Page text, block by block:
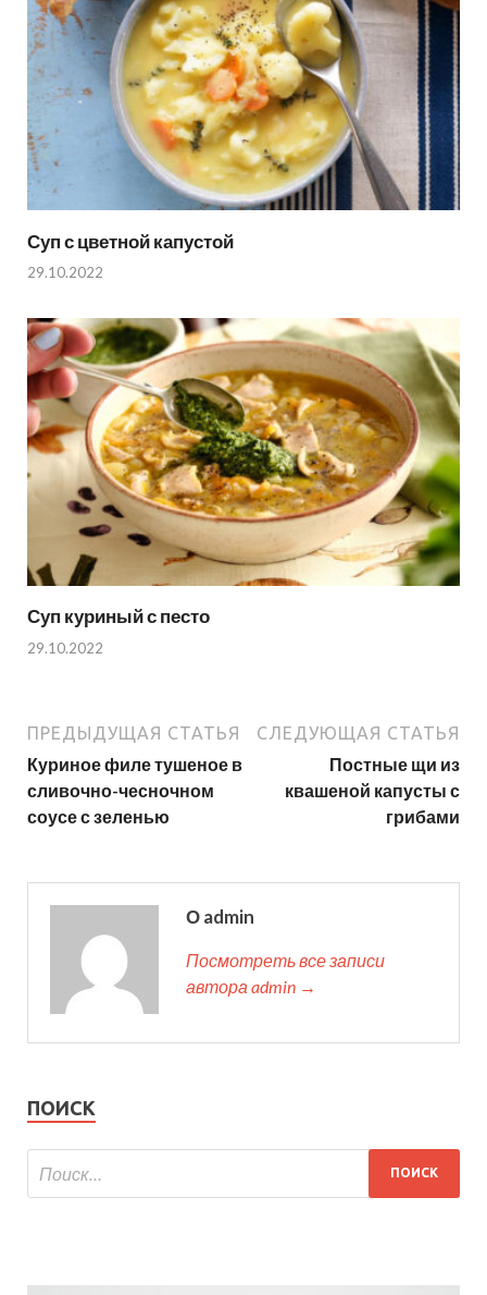
Суп с цветной капустой
29.10.2022
Суп куриный с песто
29.10.2022
ПРЕДЫДУЩАЯ СТАТЬЯ
Куриное филе тушеное в
сливочно-чесночном
соусе с зеленью
СЛЕДУЮЩАЯ СТАТЬЯ
Постные щи из
квашеной капусты с
грибами
О admin
Посмотреть все записи
автора admin →
ПОИСК